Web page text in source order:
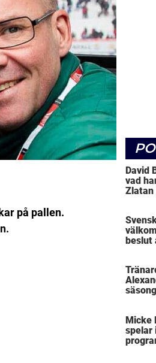
på pallen.
David
vad
Zlatan
Micke
spelar